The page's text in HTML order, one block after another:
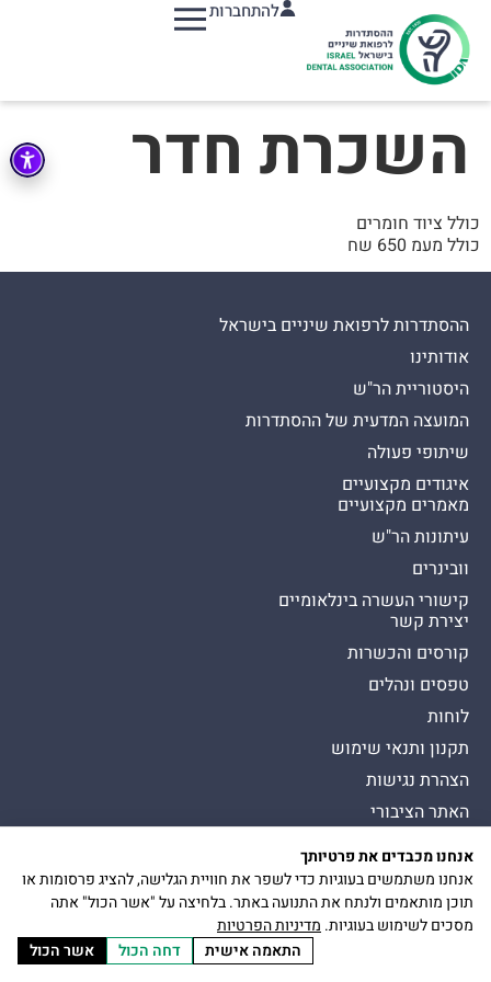
להתחברות
השכרת חדר
כולל ציוד חומרים
כולל מעמ 650 שח
ההסתדרות לרפואת שיניים בישראל
אודותינו
היסטוריית הר"ש
המועצה המדעית של ההסתדרות
שיתופי פעולה
איגודים מקצועיים
מאמרים מקצועיים
עיתונות הר"ש
וובינרים
קישורי העשרה בינלאומיים
יצירת קשר
קורסים והכשרות
טפסים ונהלים
לוחות
תקנון ותנאי שימוש
הצהרת נגישות
האתר הציבורי
דברו איתנו
הצטרפות
להר״ש
כל הזכויות שמורות להסתדרות לרפואת שיניים בישראל
כיכר דיזנגוף 9, תל אביב יפו
Presman תדמית
אנחנו מכבדים את פרטיותך
אנחנו משתמשים בעוגיות כדי לשפר את חוויית הגלישה, להציג פרסומות או
תוכן מותאמים ולנתח את התנועה באתר. בלחיצה על "אשר הכול" אתה
מסכים לשימוש בעוגיות. מדיניות הפרטיות
התאמה אישית
דחה הכול אשר הכול